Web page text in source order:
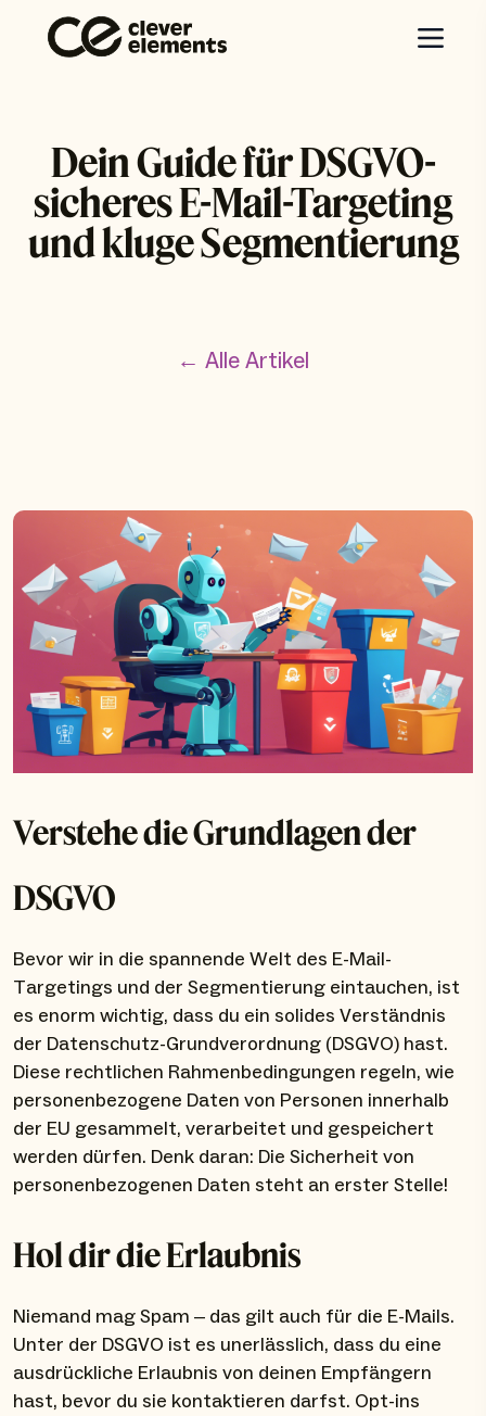
Dein Guide für DSGVO-
sicheres E-Mail-Targeting
und kluge Segmentierung
← Alle Artikel
Verstehe die Grundlagen der
DSGVO
Bevor wir in die spannende Welt des E-Mail-
Targetings und der Segmentierung eintauchen, ist
es enorm wichtig, dass du ein solides Verständnis
der Datenschutz-Grundverordnung (DSGVO) hast.
Diese rechtlichen Rahmenbedingungen regeln, wie
personenbezogene Daten von Personen innerhalb
der EU gesammelt, verarbeitet und gespeichert
werden dürfen. Denk daran: Die Sicherheit von
personenbezogenen Daten steht an erster Stelle!
Hol dir die Erlaubnis
Niemand mag Spam – das gilt auch für die E-Mails.
Unter der DSGVO ist es unerlässlich, dass du eine
ausdrückliche Erlaubnis von deinen Empfängern
hast, bevor du sie kontaktieren darfst. Opt-ins